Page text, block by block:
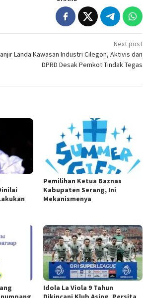
Next post
Landa Kawasan Industri Cilegon, Aktivis dan
DPRD Desak Pemkot Tindak Tegas
Pemilihan Ketua Baznas
Kabupaten Serang, Ini
Mekanismenya
Idola La Viola 9 Tahun